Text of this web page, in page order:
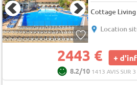
Location
2443 € +
8.2/10 1413 AVIS SUR 3